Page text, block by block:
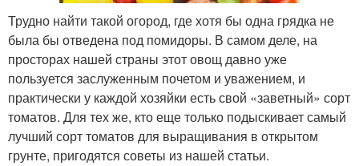
Трудно найти такой огород, где хотя бы одна грядка не
была бы отведена под помидоры. В самом деле, на
просторах нашей страны этот овощ давно уже
пользуется заслуженным почетом и уважением, и
практически у каждой хозяйки есть свой «заветный» сорт
томатов. Для тех же, кто еще только подыскивает самый
лучший сорт томатов для выращивания в открытом
грунте, пригодятся советы из нашей статьи.